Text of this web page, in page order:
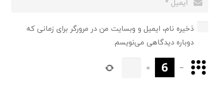
ذخیره نام، ایمیل و وبسایت من در مرورگر برای زمانی که
دوباره دیدگاهی می‌نویسم.
−
=